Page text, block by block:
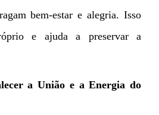
bem-estar e alegria. Isso
e ajuda a preservar a
a União e a Energia do